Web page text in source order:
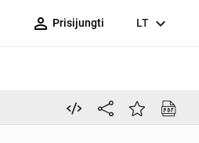
person_outline Prisijungti LT expand_more